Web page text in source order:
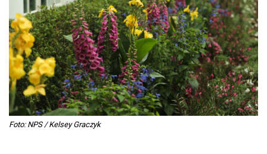
Foto: NPS / Kelsey Graczyk